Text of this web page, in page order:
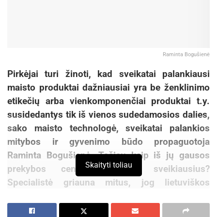
Raminta Bogušienė
Pirkėjai turi žinoti, kad sveikatai palankiausi
maisto produktai dažniausiai yra be ženklinimo
etikečių arba vienkomponenčiai produktai t.y.
susidedantys tik iš vienos sudedamosios dalies,
sako maisto technologė, sveikatai palankios
mitybos ir gyvenimo būdo propaguotoja
Raminta Bogušienė. Tačiau kaip iš jų gausos
prekybos centre išsirinkti sveikiausius?
Specialistė griauna mitus, jog lietuviškos
produktus reikėtų rinktis liesus.
Skaityti toliau